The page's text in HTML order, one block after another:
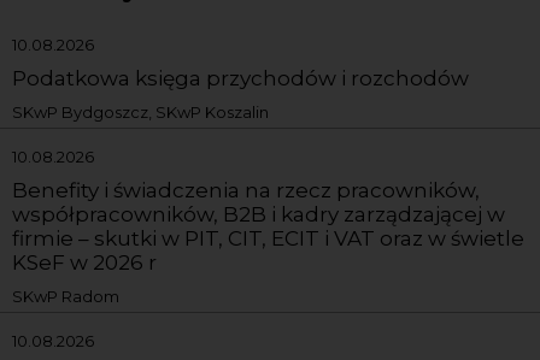
10.08.2026
Podatkowa księga przychodów i rozchodów
SKwP Bydgoszcz, SKwP Koszalin
10.08.2026
Benefity i świadczenia na rzecz pracowników,
współpracowników, B2B i kadry zarządzającej w
firmie – skutki w PIT, CIT, ECIT i VAT oraz w świetle
KSeF w 2026 r
SKwP Radom
10.08.2026